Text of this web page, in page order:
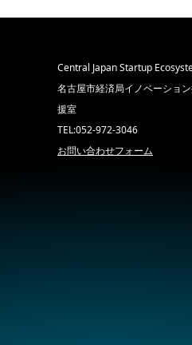
Central Japan Startup
名古屋市経済局イノベーショ
援室
TEL:052-972-3046
お問い合わせフォーム